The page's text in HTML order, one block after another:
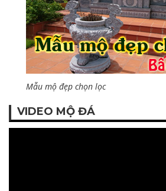
Mẫu mộ đẹp chọn lọc
VIDEO MỘ ĐÁ